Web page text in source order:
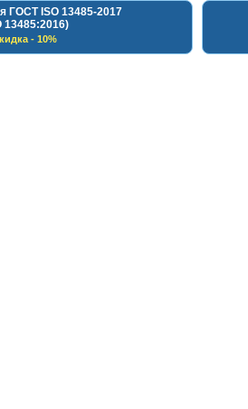
ГОСТ ISO 13485-2017
13485:2016)
- 10%